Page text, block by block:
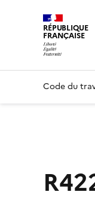
RÉPUBLIQUE
FRANÇAISE
Code du